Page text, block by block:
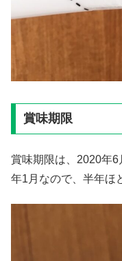
賞味期限
賞味期限は、2020年
年1月なので、半年ほ